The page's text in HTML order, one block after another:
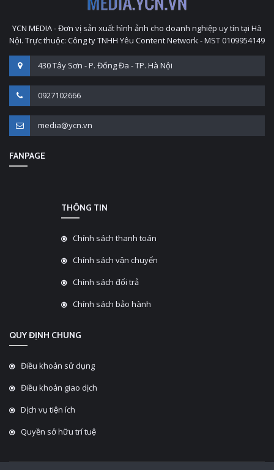
YCN MEDIA - Đơn vị sản xuất hình ảnh cho doanh nghiệp uy tín tại Hà
Nội. Trực thuộc: Công ty TNHH Yêu Content Network - MST 0109954149
430 Tây Sơn - P. Đống Đa - TP. Hà Nội
0927102666
media@ycn.vn
FANPAGE
THÔNG TIN
Chính sách thanh toán
Chính sách vận chuyển
Chính sách đổi trả
Chính sách bảo hành
QUY ĐỊNH CHUNG
Điều khoản sử dụng
Điều khoản giao dịch
Dịch vụ tiện ích
Quyền sở hữu trí tuệ